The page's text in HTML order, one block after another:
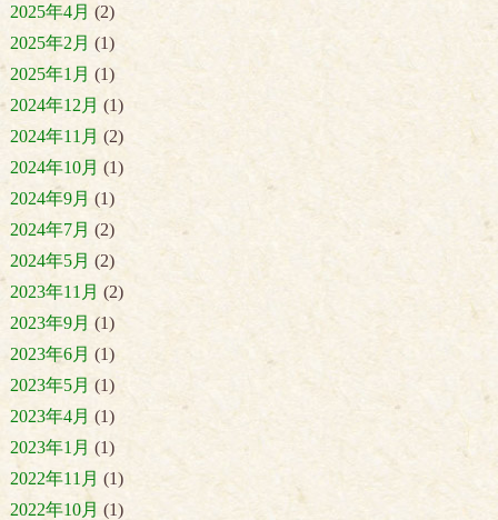
2025年4月 (2)
2025年2月 (1)
2025年1月 (1)
2024年12月 (1)
2024年11月 (2)
2024年10月 (1)
2024年9月 (1)
2024年7月 (2)
2024年5月 (2)
2023年11月 (2)
2023年9月 (1)
2023年6月 (1)
2023年5月 (1)
2023年4月 (1)
2023年1月 (1)
2022年11月 (1)
2022年10月 (1)